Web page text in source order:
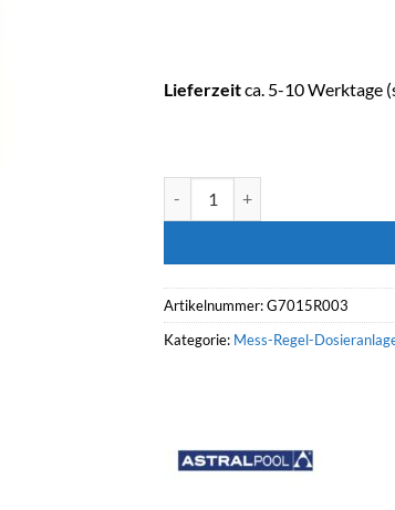
Lieferzeitca. 5-10 Werktage
Artikelnummer:G7015R003
Kategorie: Mess-Regel-